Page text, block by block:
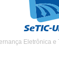
Eletrônica